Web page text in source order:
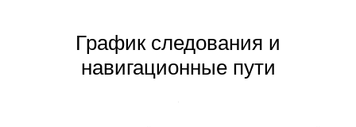
График следования и
навигационные пути